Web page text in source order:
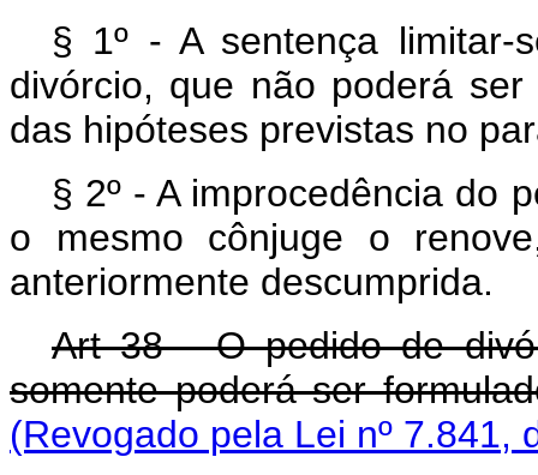
§ 1º - A sentença limitar-
divórcio, que não poderá
das hipóteses previstas no
§ 2º - A improcedência do
o mesmo cônjuge o
anteriormente descumprida.
Art 38 - O pedido de
somente poderá ser
(Revogado pela Lei nº 7.841,